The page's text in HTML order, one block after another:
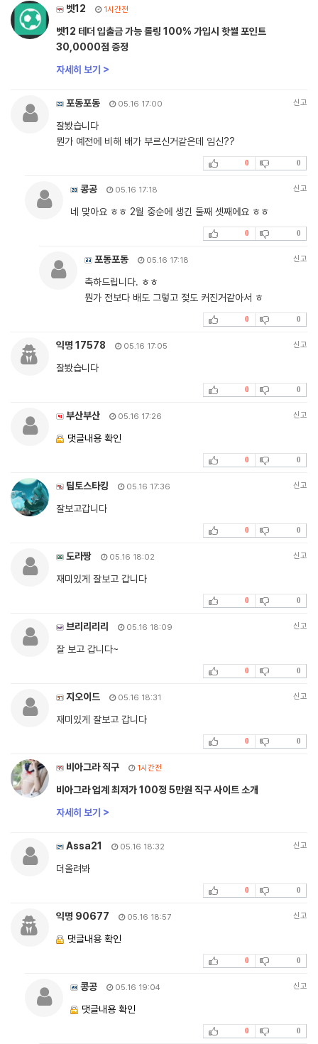
벳12 1시간전
벳12 테더 입출금 가능 롤링 100% 가입시 핫썰 포인트
30,0000점 증정
자세히 보기 >
포동포동 05.16 17:00 신고
잘봤습니다
뭔가 예전에 비해 배가 부르신거같은데 임신??
0 0
콩공 05.16 17:18 신고
네 맞아요 ㅎㅎ 2월 중순에 생긴 둘째 셋째에요 ㅎㅎ
0 0
포동포동 05.16 17:18 신고
축하드립니다. ㅎㅎ
뭔가 전보다 배도 그렇고 젖도 커진거같아서 ㅎ
0 0
익명 17578 05.16 17:05 신고
잘봤습니다
0 0
부산부산 05.16 17:26 신고
댓글내용 확인
0 0
팁토스타킹 05.16 17:36 신고
잘보고갑니다
0 0
도라짱 05.16 18:02 신고
재미있게 잘보고 갑니다
0 0
브리리리리 05.16 18:09 신고
잘 보고 갑니다~
0 0
지오이드 05.16 18:31 신고
재미있게 잘보고 갑니다
0 0
비아그라 직구 1시간전
비아그라 업계 최저가 100정 5만원 직구 사이트 소개
자세히 보기 >
Assa21 05.16 18:32 신고
더올려봐
0 0
익명 90677 05.16 18:57 신고
댓글내용 확인
0 0
콩공 05.16 19:04 신고
댓글내용 확인
0 0